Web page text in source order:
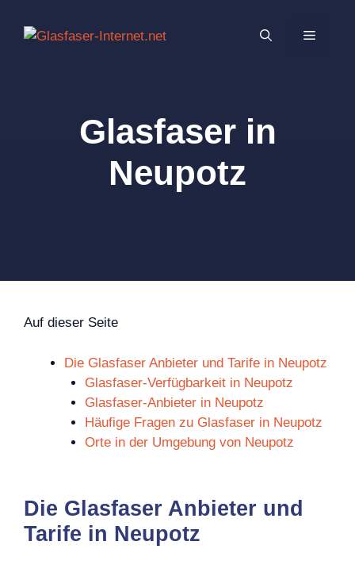
Inhalt
MENÜ
Glasfaser in
Neupotz
Auf dieser Seite
Die Glasfaser Anbieter und Tarife in Neupotz
Glasfaser-Verfügbarkeit in Neupotz
Glasfaser-Anbieter in Neupotz
Häufige Fragen zu Glasfaser in Neupotz
Orte in der Umgebung von Neupotz
Die Glasfaser Anbieter und
Tarife in Neupotz